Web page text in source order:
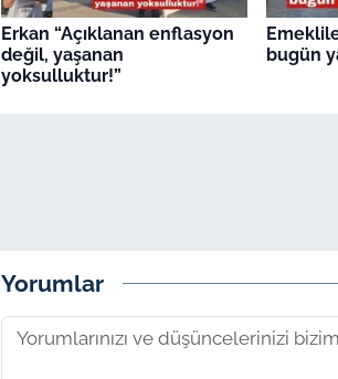
Erkan “Açıklanan enflasyon
değil, yaşanan
yoksulluktur!”
bugün
Yorumlar